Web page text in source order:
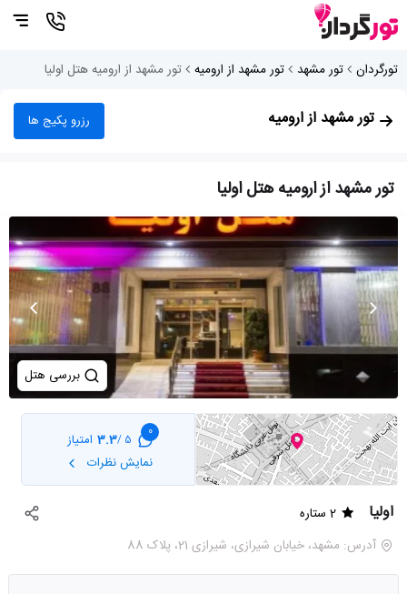
تورگردان تور مشهد تور مشهد از ارومیه تور مشهد از ارومیه هتل اولیا
تور مشهد از ارومیه رزرو پکیج ها
تور مشهد از ارومیه هتل اولیا
بررسی هتل
0
5 /
3.3 امتیاز
نمایش نظرات
اولیا
2 ستاره
آدرس: مشهد، خیابان شیرازی، شیرازی 21، پلاک 88